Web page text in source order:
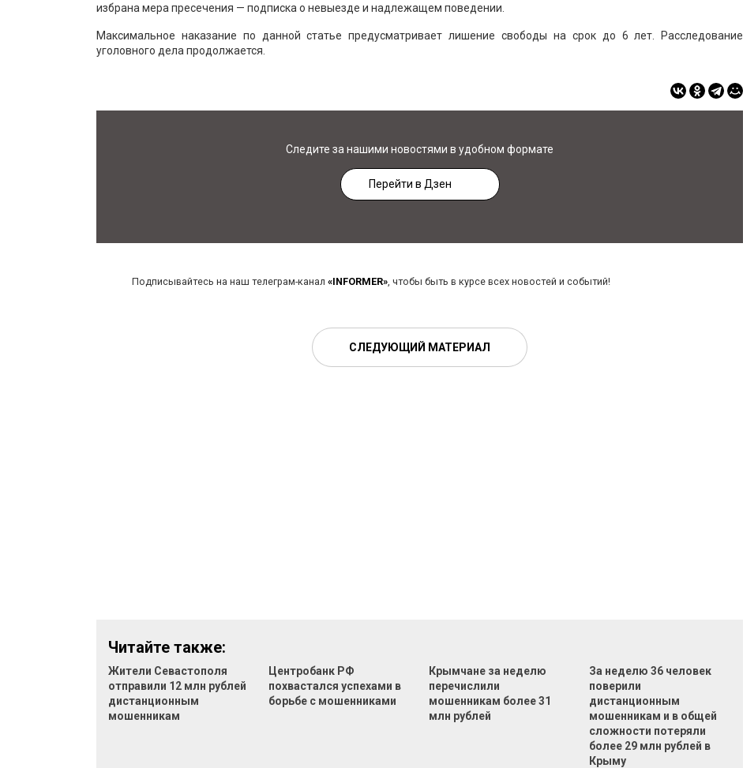
избрана мера пресечения — подписка о невыезде и надлежащем поведении.
Максимальное наказание по данной статье предусматривает лишение свободы на срок до 6 лет. Расследование
уголовного дела продолжается.
Следите за нашими новостями в удобном формате
Перейти в Дзен
Подписывайтесь на наш телеграм-канал «INFORMER», чтобы быть в курсе всех новостей и событий!
СЛЕДУЮЩИЙ МАТЕРИАЛ
Читайте также:
Жители Севастополя
отправили 12 млн рублей
дистанционным
мошенникам
Центробанк РФ
похвастался успехами в
борьбе с мошенниками
Крымчане за неделю
перечислили
мошенникам более 31
млн рублей
За неделю 36 человек
поверили
дистанционным
мошенникам и в общей
сложности потеряли
более 29 млн рублей в
Крыму